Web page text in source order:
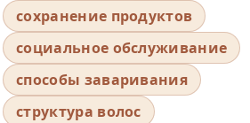
сохранение продуктов
социальное обслуживание
способы заваривания
структура волос